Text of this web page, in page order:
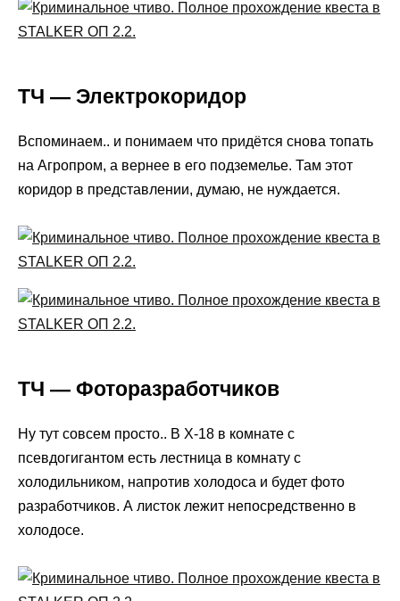
ТЧ — Электрокоридор
Вспоминаем.. и понимаем что придётся снова топать
на Агропром, а вернее в его подземелье. Там этот
коридор в представлении, думаю, не нуждается.
ТЧ — Фоторазработчиков
Ну тут совсем просто.. В X-18 в комнате с
псевдогигантом есть лестница в комнату с
холодильником, напротив холодоса и будет фото
разработчиков. А листок лежит непосредственно в
холодосе.